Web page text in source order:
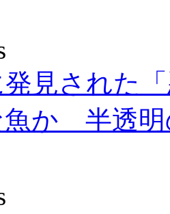
見された
か 半透明